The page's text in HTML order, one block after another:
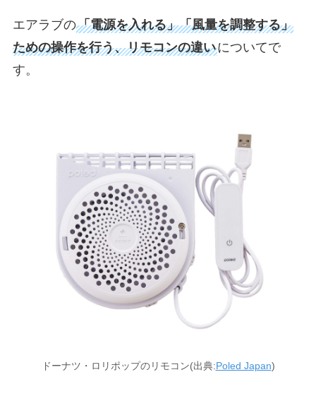
エアラブの「電源を入れる」「風量を調整する」
ための操作を行う、リモコンの違いについてで
す。
ドーナツ・ロリポップのリモコン(出典:Poled Japan)